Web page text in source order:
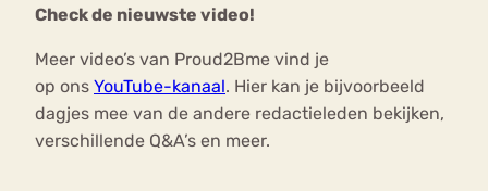
Check de nieuwste video!
Meer video’s van Proud2Bme vind je
op ons YouTube-kanaal. Hier kan je bijvoorbeeld
dagjes mee van de andere redactieleden bekijken,
verschillende Q&A’s en meer.